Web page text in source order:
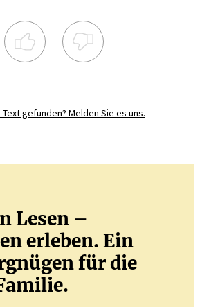
gefunden? Melden Sie es uns.
Lesen –
erleben. Ein
für die